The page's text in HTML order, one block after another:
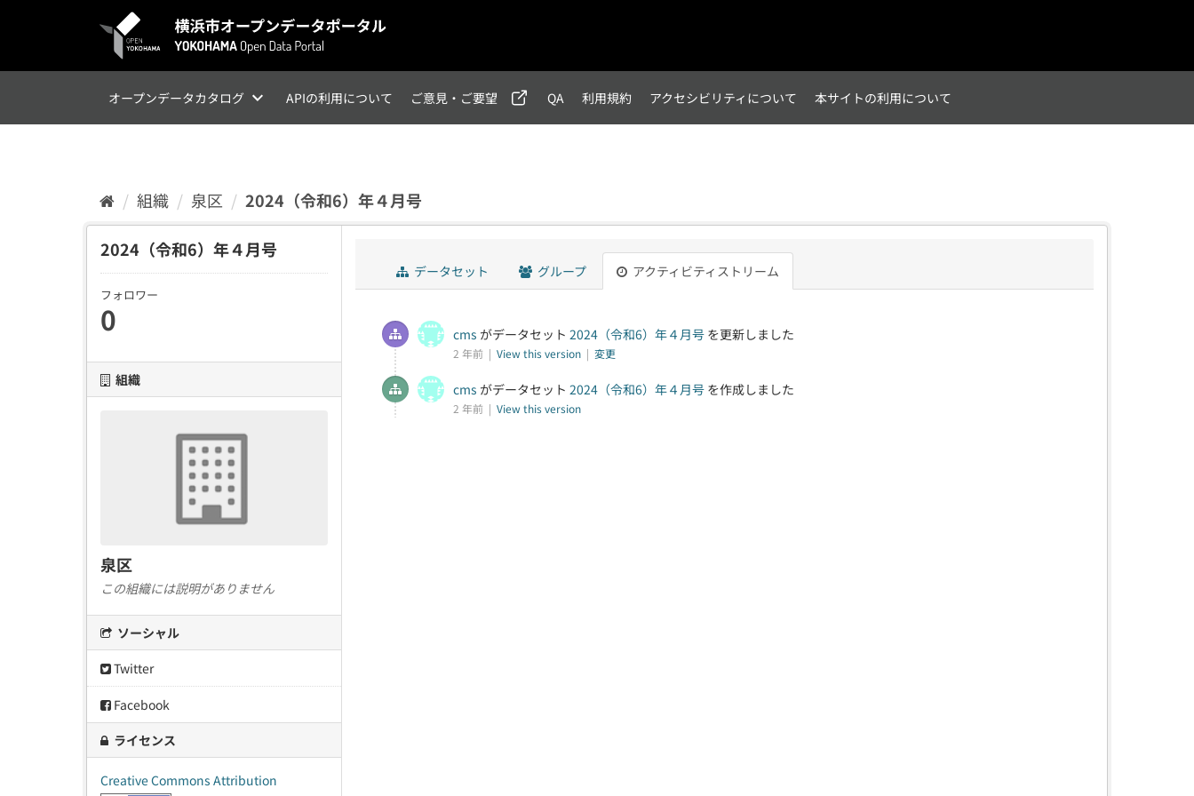
オープンデータカタログ APIの利用について ご意見・ご要望 QA 利用規約 アクセシビリティについて 本サイトの利用について
組織 泉区 2024（令和6）年４月号
2024（令和6）年４月号
フォロワー
0
組織
泉区
この組織には説明がありません
ソーシャル
Twitter
Facebook
ライセンス
Creative Commons Attribution
データセット グループ アクティビティストリーム
cms がデータセット 2024（令和6）年４月号 を更新しました
2 年前 | View this version | 変更
cms がデータセット 2024（令和6）年４月号 を作成しました
2 年前 | View this version